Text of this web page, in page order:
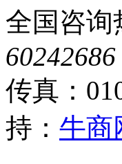
全国咨询
60242686
传真：
持： 牛商